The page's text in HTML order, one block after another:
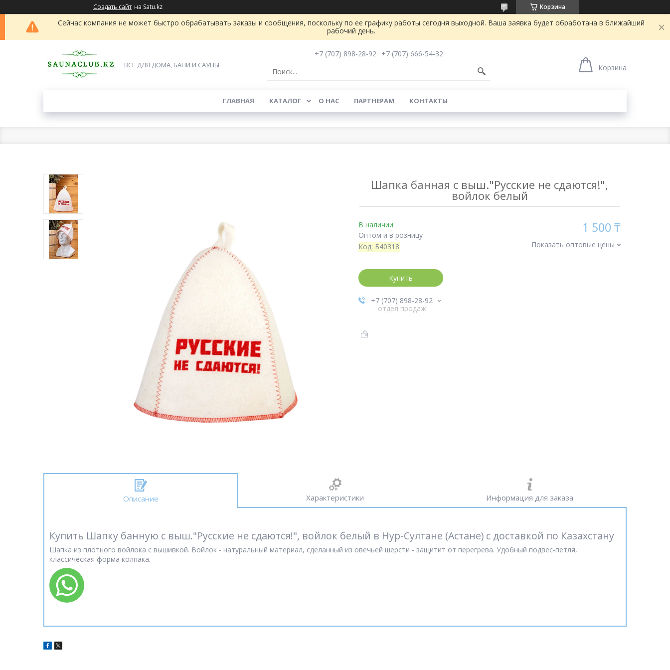
Создать сайт на Satu.kz Корзина
Сейчас компания не может быстро обрабатывать заказы и сообщения, поскольку по ее графику работы сегодня выходной. Ваша заявка будет обработана в ближайший
рабочий день.
ВСЕ ДЛЯ ДОМА, БАНИ И САУНЫ
+7 (707) 898-28-92 +7 (707) 666-54-32
Корзина
ГЛАВНАЯ КАТАЛОГ О НАС ПАРТНЕРАМ КОНТАКТЫ
Шапка банная с выш."Русские не сдаются!",
войлок белый
В наличии
Оптом и в розницу
Код: Б40318
1 500 ₸
Показать оптовые цены
Купить
+7 (707) 898-28-92
отдел продаж
Описание Характеристики Информация для заказа
Купить Шапку банную с выш."Русские не сдаются!", войлок белый в Нур-Султане (Астане) с доставкой по Казахстану
Шапка из плотного войлока с вышивкой. Войлок - натуральный материал, сделанный из овечьей шерсти - защитит от перегрева. Удобный подвес-петля,
классическая форма колпака.